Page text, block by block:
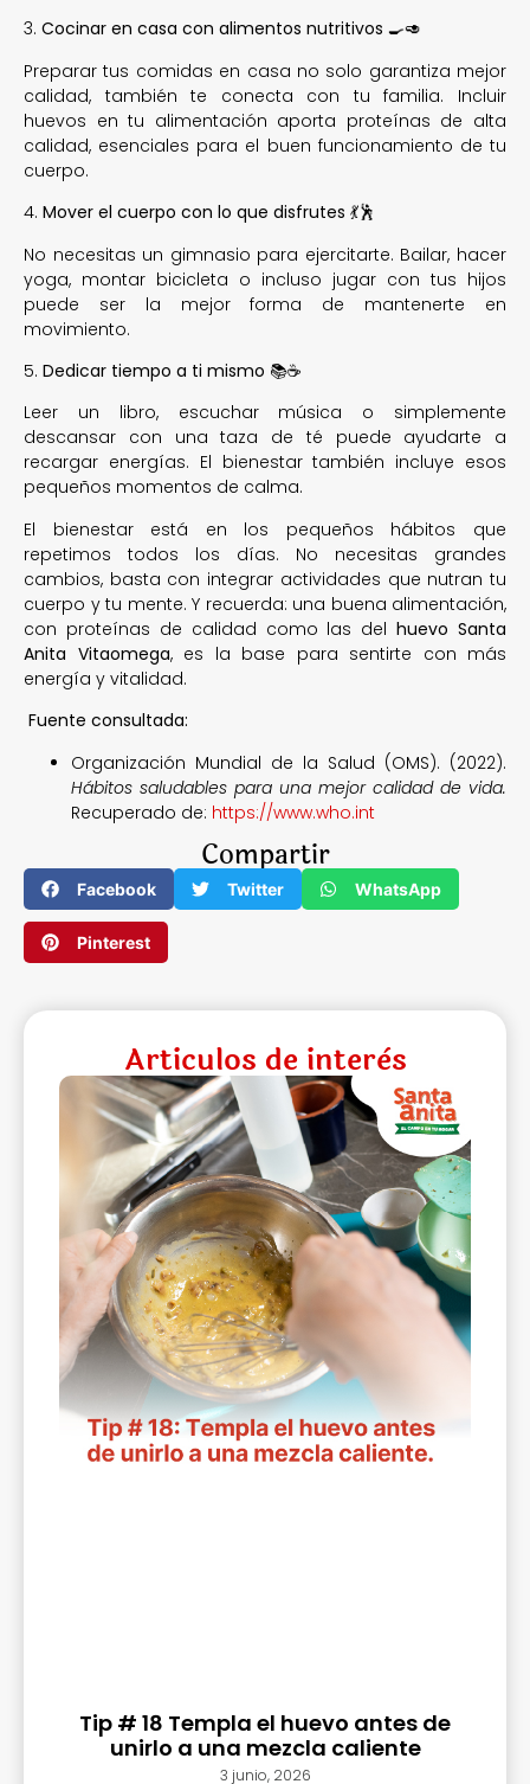
3. Cocinar en casa con alimentos nutritivos 🍳🥑
Preparar tus comidas en casa no solo garantiza mejor
calidad, también te conecta con tu familia. Incluir
huevos en tu alimentación aporta proteínas de alta
calidad, esenciales para el buen funcionamiento de tu
cuerpo.
4. Mover el cuerpo con lo que disfrutes 💃🕺
No necesitas un gimnasio para ejercitarte. Bailar, hacer
yoga, montar bicicleta o incluso jugar con tus hijos
puede ser la mejor forma de mantenerte en
movimiento.
5. Dedicar tiempo a ti mismo 📚☕
Leer un libro, escuchar música o simplemente
descansar con una taza de té puede ayudarte a
recargar energías. El bienestar también incluye esos
pequeños momentos de calma.
El bienestar está en los pequeños hábitos que
repetimos todos los días. No necesitas grandes
cambios, basta con integrar actividades que nutran tu
cuerpo y tu mente. Y recuerda: una buena alimentación,
con proteínas de calidad como las delhuevo Santa
Anita Vitaomega, es la base para sentirte con más
energía y vitalidad.
Fuente consultada:
Organización Mundial de la Salud (OMS). (2022).
Hábitos saludables para una mejor calidad de vida.
Recuperado de: https://www.who.int
Compartir
Facebook Twitter WhatsApp
Pinterest
Articulos de interès
Tip # 18 Templa el huevo antes de
unirlo a una mezcla caliente
3 junio, 2026